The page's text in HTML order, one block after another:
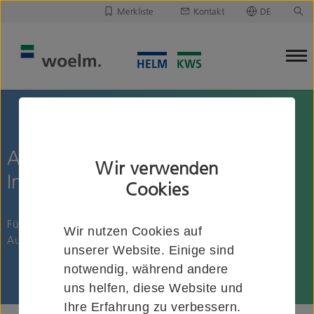
Wir verwenden
Cookies
Wir nutzen Cookies auf
unserer Website. Einige sind
notwendig, während andere
uns helfen, diese Website und
Ihre Erfahrung zu verbessern.
Merkliste
Merkliste downloaden/versenden
Kontakt DE
Ausbildung zum
Industriekaufmann (m/w/d)
Für das Ausbildungsjahr 2026 suchen wir Dich als
Auszubildenden zum Industriekaufmann (m/w/d).